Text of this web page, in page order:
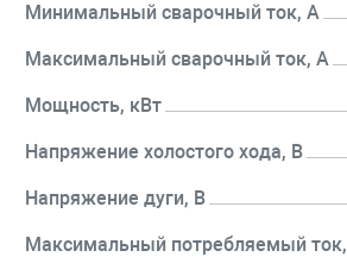
Минимальный сварочный ток, А
Максимальный сварочный ток, А
Мощность, кВт
Напряжение холостого хода, В
Напряжение дуги, В
Максимальный потребляемый ток,